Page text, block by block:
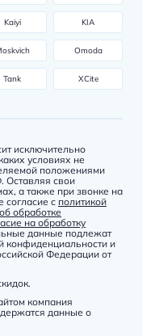
Kaiyi KIA
Omoda
Tank XCite
исключительно
условиях не
положениями
Оставляя свои
а также при звонке на
согласие с политикой
обработке
на обработку
данные подлежат
конфиденциальности и
Федерации от
компания
данные о